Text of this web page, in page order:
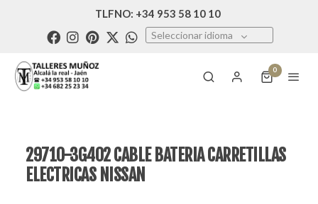
TLFNO: +34 953 58 10 10
Seleccionar idioma
0
29710-3G402 CABLE BATERIA CARRETILLAS
ELECTRICAS NISSAN